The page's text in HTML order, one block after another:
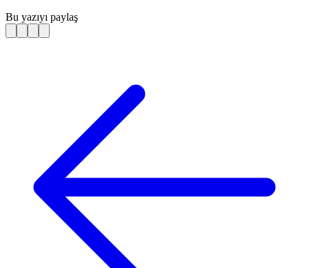
Bu yazıyı paylaş